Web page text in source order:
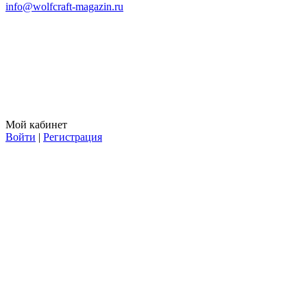
info@wolfcraft-magazin.ru
Мой кабинет
Войти | Регистрация